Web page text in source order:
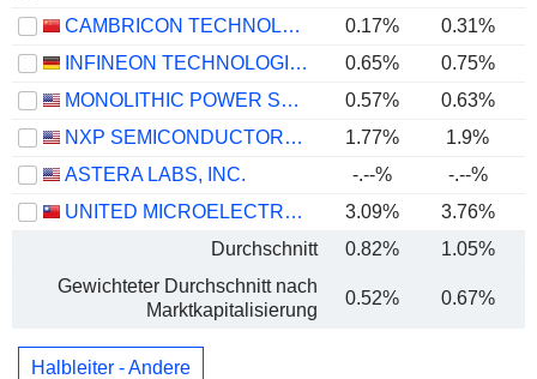
CAMBRICON TECHNOLOGIES CORPORATION LIMITED
0.17% 0.31%
INFINEON TECHNOLOGIES AG
0.65% 0.75%
MONOLITHIC POWER SYSTEMS, INC.
0.57% 0.63%
NXP SEMICONDUCTORS N.V.
1.77% 1.9%
ASTERA LABS, INC.
-.--% -.--%
UNITED MICROELECTRONICS CORPORATION
3.09% 3.76%
Durchschnitt
0.82% 1.05%
Gewichteter Durchschnitt nach
Marktkapitalisierung
0.52% 0.67%
Halbleiter - Andere